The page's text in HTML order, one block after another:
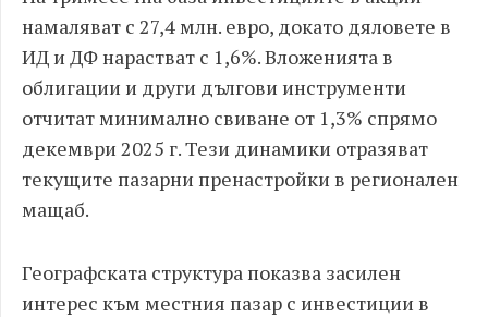
намаляват с 27,4 млн. евро, докато дяловете в
ИД и ДФ нарастват с 1,6%. Вложенията в
облигации и други дългови инструменти
отчитат минимално свиване от 1,3% спрямо
декември 2025 г. Тези динамики отразяват
текущите пазарни пренастройки в регионален
мащаб.
Географската структура показва засилен
интерес към местния пазар с инвестиции в